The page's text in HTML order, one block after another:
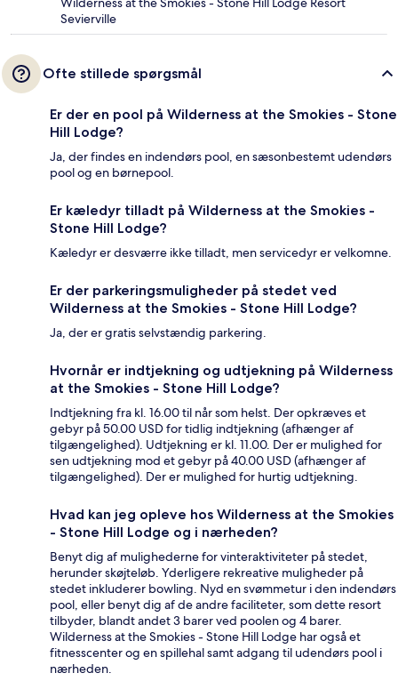
Sevierville
Ofte stillede spørgsmål
Er der en pool på Wilderness at the Smokies - Stone
Hill Lodge?
Ja, der findes en indendørs pool, en sæsonbestemt udendørs
pool og en børnepool.
Er kæledyr tilladt på Wilderness at the Smokies -
Stone Hill Lodge?
Kæledyr er desværre ikke tilladt, men servicedyr er velkomne.
Er der parkeringsmuligheder på stedet ved
Wilderness at the Smokies - Stone Hill Lodge?
Ja, der er gratis selvstændig parkering.
Hvornår er indtjekning og udtjekning på Wilderness
at the Smokies - Stone Hill Lodge?
Indtjekning fra kl. 16.00 til når som helst. Der opkræves et
gebyr på 50.00 USD for tidlig indtjekning (afhænger af
tilgængelighed). Udtjekning er kl. 11.00. Der er mulighed for
sen udtjekning mod et gebyr på 40.00 USD (afhænger af
tilgængelighed). Der er mulighed for hurtig udtjekning.
Hvad kan jeg opleve hos Wilderness at the Smokies
- Stone Hill Lodge og i nærheden?
Benyt dig af mulighederne for vinteraktiviteter på stedet,
herunder skøjteløb. Yderligere rekreative muligheder på
stedet inkluderer bowling. Nyd en svømmetur i den indendørs
pool, eller benyt dig af de andre faciliteter, som dette resort
tilbyder, blandt andet 3 barer ved poolen og 4 barer.
Wilderness at the Smokies - Stone Hill Lodge har også et
fitnesscenter og en spillehal samt adgang til udendørs pool i
nærheden.